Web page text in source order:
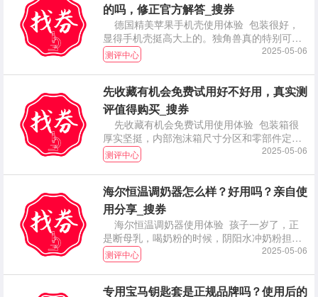
的吗，修正官方解答_搜券
德国精美苹果手机壳使用体验 包装很好，
显得手机壳挺高大上的。独角兽真的特别可
爱，女生应该都
测评中心 2025-05-06
先收藏有机会免费试用好不好用，真实测
评值得购买_搜券
先收藏有机会免费试用使用体验 包装箱很
厚实坚挺，内部泡沫箱尺寸分区和零部件定位
都设计的恰好
测评中心 2025-05-06
海尔恒温调奶器怎么样？好用吗？亲自使
用分享_搜券
海尔恒温调奶器使用体验 孩子一岁了，正
是断母乳，喝奶粉的时候，阴阳水冲奶粉担心
宝宝拉肚子，
测评中心 2025-05-06
专用宝马钥匙套是正规品牌吗？使用后的